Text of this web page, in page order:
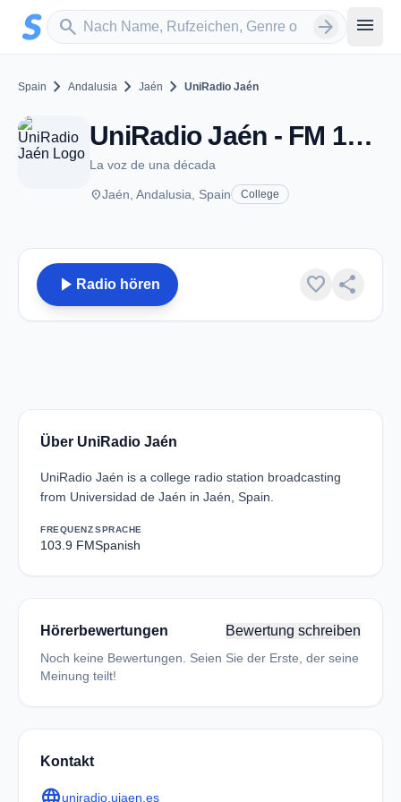
Zum Hauptinhalt springen
search
Sender suchen arrow_forward menu
Spain chevron_right Andalusia chevron_right Jaén chevron_right UniRadio Jaén
UniRadio Jaén - FM 103.9 - Jaén
La voz de una década
placeJaén, Andalusia, Spain College
play_arrow Radio hören favorite share
Über UniRadio Jaén
UniRadio Jaén is a college radio station broadcasting
from Universidad de Jaén in Jaén, Spain.
FREQUENZ
103.9 FM
SPRACHE
Spanish
Hörerbewertungen Bewertung schreiben
Noch keine Bewertungen. Seien Sie der Erste, der seine
Meinung teilt!
Kontakt
uniradio.ujaen.es